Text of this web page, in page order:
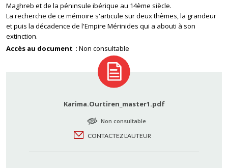
Maghreb et de la péninsule ibérique au 14ème siècle.
La recherche de ce mémoire s'articule sur deux thèmes, la grandeur
et puis la décadence de l'Empire Mérinides qui a abouti à son
extinction.
Accès au document
Non consultable
Karima.Ourtiren_master1.pdf
Non consultable
CONTACTEZ L'AUTEUR